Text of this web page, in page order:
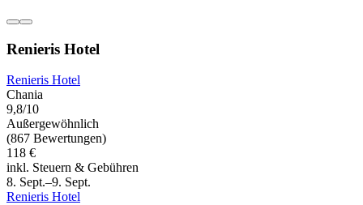
Renieris Hotel
Renieris Hotel
Chania
9,8/10
Außergewöhnlich
(867 Bewertungen)
118 €
inkl. Steuern & Gebühren
8. Sept.–9. Sept.
Renieris Hotel